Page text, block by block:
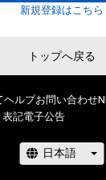
新規登録はこちら
トップへ戻る
ヘルプお問い合わせ
表記電子公告